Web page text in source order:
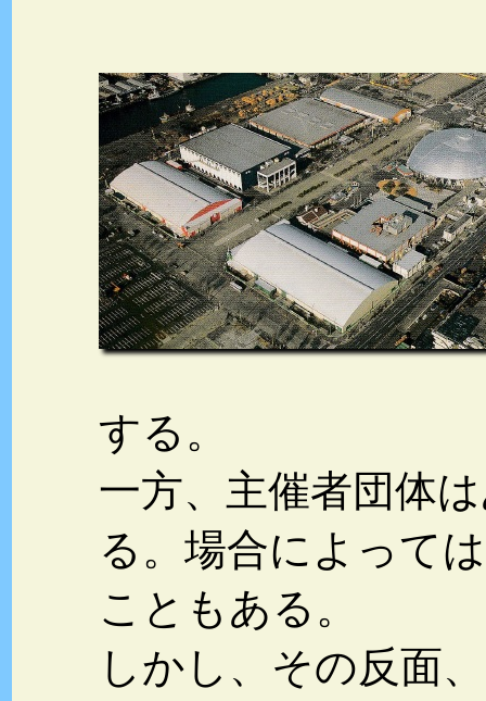
する。
一方、主催者団体
る。場合によって
こともある。
しかし、その反面